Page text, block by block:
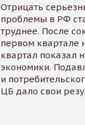
Отрицать
проблемы в РФ
труднее. После
первом квартале
квартал показал
экономики.
и
ЦБ дало свои